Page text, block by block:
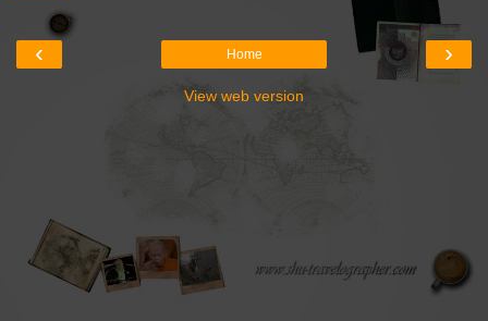
‹ ›
Home
View web version